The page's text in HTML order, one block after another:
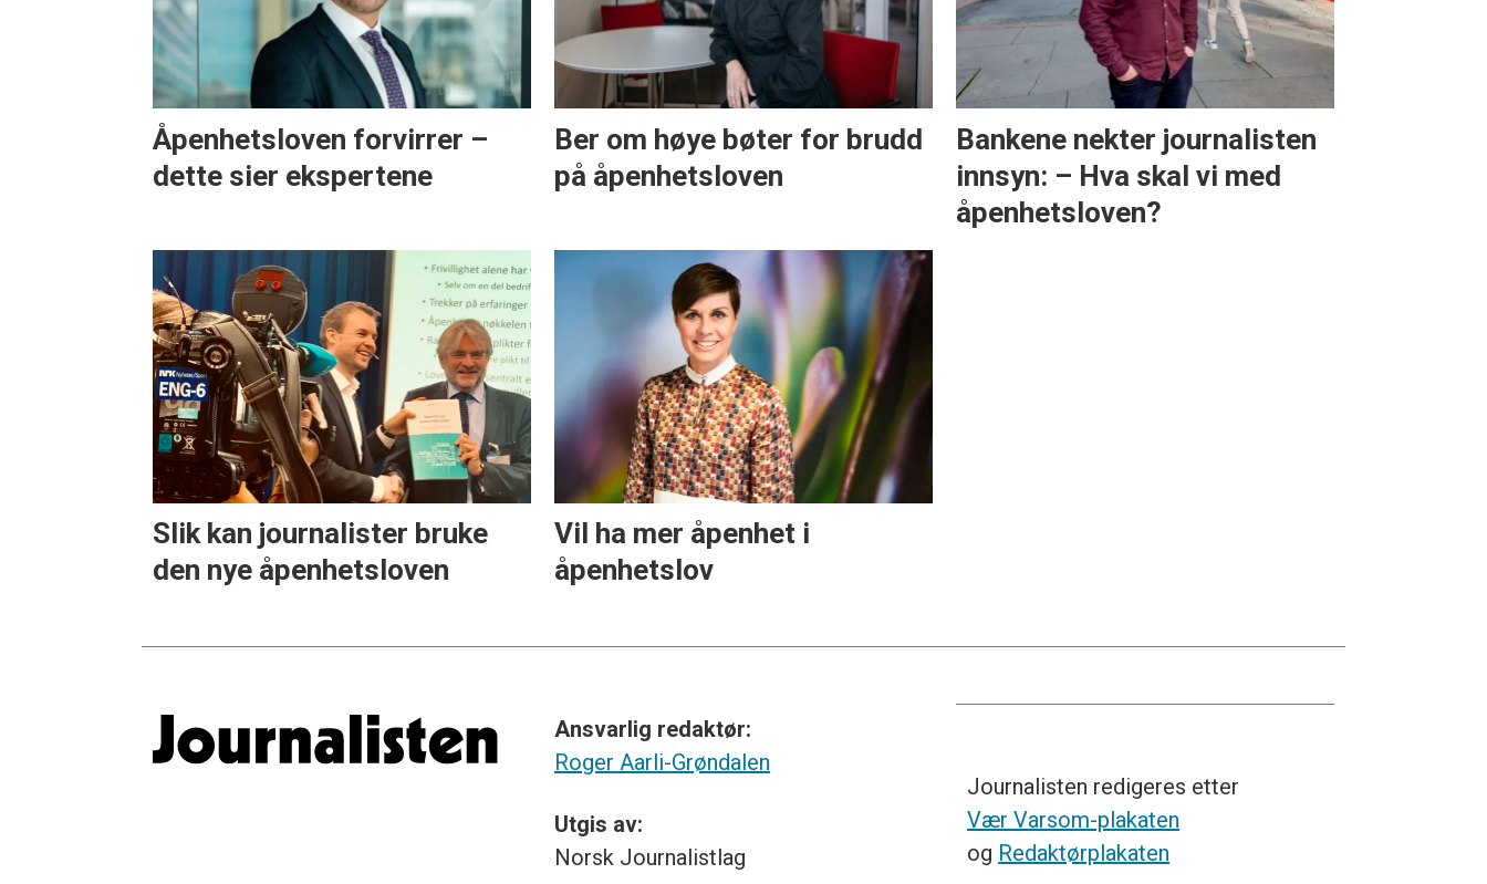
Åpenhetsloven forvirrer –
dette sier ekspertene
Ber om høye bøter for brudd
på åpenhetsloven
Bankene nekter journalisten
innsyn: – Hva skal vi med
åpenhetsloven?
Slik kan journalister bruke
den nye åpenhetsloven
Vil ha mer åpenhet i
åpenhetslov
Ansvarlig redaktør:
Roger Aarli-Grøndalen
Utgis av:
Norsk Journalistlag
Journalisten redigeres etter
Vær Varsom-plakaten
og Redaktørplakaten